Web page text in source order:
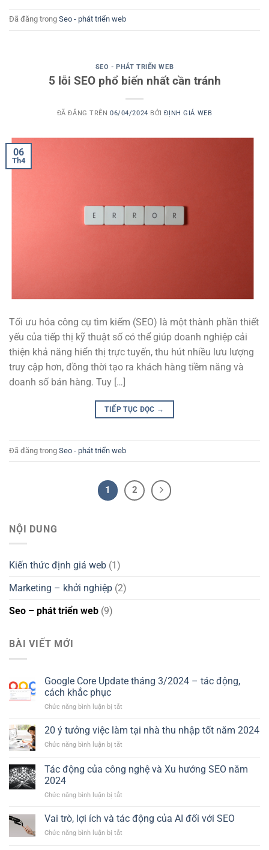
Đã đăng trong Seo - phát triển web
SEO - PHÁT TRIỂN WEB
5 lỗi SEO phổ biến nhất cần tránh
ĐÃ ĐĂNG TRÊN06/04/2024 BỞIĐỊNH GIÁ WEB
06
Th4
Tối ưu hóa công cụ tìm kiếm (SEO) là một thành phần thiết
yếu của tiếp thị kỹ thuật số có thể giúp doanh nghiệp cải
thiện khả năng hiển thị trực tuyến, thu hút nhiều lưu lượng
truy cập hơn, đồng thời tạo ra khách hàng tiềm năng và
doanh số bán hàng. Tuy […]
TIẾP TỤC ĐỌC →
Đã đăng trong Seo - phát triển web
1 2
NỘI DUNG
Kiến thức định giá web (1)
Marketing – khởi nghiệp (2)
Seo – phát triển web (9)
BÀI VIẾT MỚI
Google Core Update tháng 3/2024 – tác động,
cách khắc phục
Chức năng bình luận bị tắt
Core
Update
–
phục
20 ý tưởng việc làm tại nhà thu nhập tốt năm 2024
Chức năng bình luận bị tắt
tưởng
nhà
Tác động của công nghệ và Xu hướng SEO năm
2024
Chức năng bình luận bị tắt
động
Vai trò, lợi ích và tác động của AI đối với SEO
Chức năng bình luận bị tắt